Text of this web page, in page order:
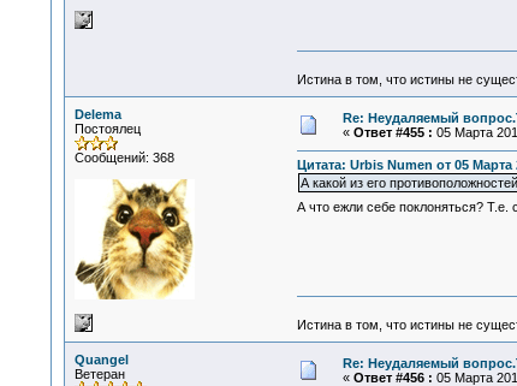
Истина в том, что истины не
Delema
Постоялец
Сообщений: 368
Re: Неудаляемый
« Ответ #455 : 05 Марта
Цитата: Urbis Numen от 05 Марта
А какой из его
А что ежли себе поклоняться? Т.е.
Истина в том, что истины не
Quangel
Ветеран
Re: Неудаляемый
« Ответ #456 : 05 Марта